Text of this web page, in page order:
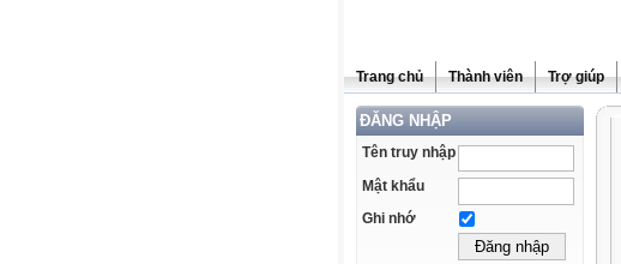
Trang chủ Thành viên Trợ giúp
ĐĂNG NHẬP
Tên truy nhập
Mật khẩu
Ghi nhớ